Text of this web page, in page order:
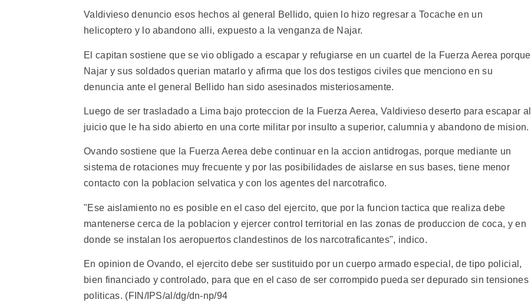
Valdivieso denuncio esos hechos al general Bellido, quien lo hizo regresar a Tocache en un
helicoptero y lo abandono alli, expuesto a la venganza de Najar.
El capitan sostiene que se vio obligado a escapar y refugiarse en un cuartel de la Fuerza Aerea porque
Najar y sus soldados querian matarlo y afirma que los dos testigos civiles que menciono en su
denuncia ante el general Bellido han sido asesinados misteriosamente.
Luego de ser trasladado a Lima bajo proteccion de la Fuerza Aerea, Valdivieso deserto para escapar al
juicio que le ha sido abierto en una corte militar por insulto a superior, calumnia y abandono de mision.
Ovando sostiene que la Fuerza Aerea debe continuar en la accion antidrogas, porque mediante un
sistema de rotaciones muy frecuente y por las posibilidades de aislarse en sus bases, tiene menor
contacto con la poblacion selvatica y con los agentes del narcotrafico.
"Ese aislamiento no es posible en el caso del ejercito, que por la funcion tactica que realiza debe
mantenerse cerca de la poblacion y ejercer control territorial en las zonas de produccion de coca, y en
donde se instalan los aeropuertos clandestinos de los narcotraficantes", indico.
En opinion de Ovando, el ejercito debe ser sustituido por un cuerpo armado especial, de tipo policial,
bien financiado y controlado, para que en el caso de ser corrompido pueda ser depurado sin tensiones
politicas. (FIN/IPS/al/dg/dn-np/94